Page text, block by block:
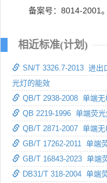
备案号：8014-2001。
相近标准(计划)
SN/T 3326.7-2013 进出
光灯的能效
QB/T 2938-2008 单端无
QB 2219-1996 单端荧
QB/T 2871-2007 单端
GB/T 17262-2011 单端
GB/T 16843-2023 单端
DB31/T 318-2004 单端